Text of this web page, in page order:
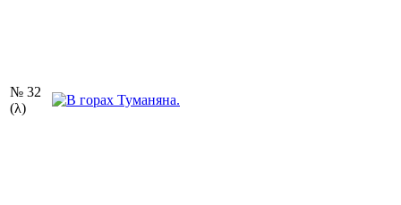
№ 32
(λ)